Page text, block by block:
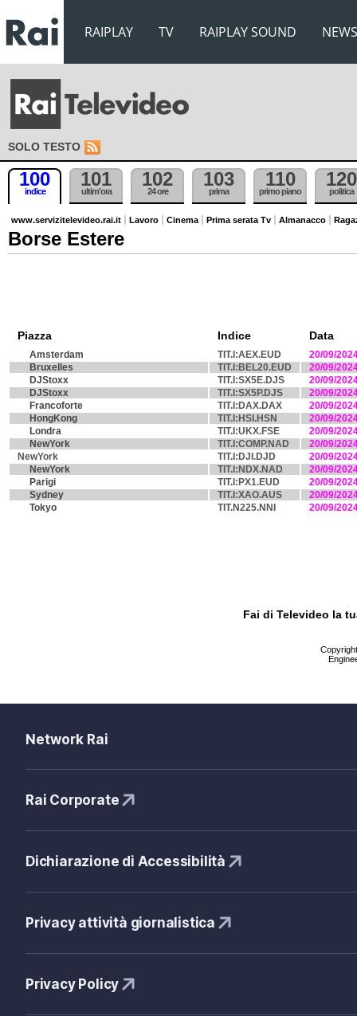
RAIPLAY TV RAIPLAY SOUND NEWS
SOLO TESTO
100
indice
101
ultim'ora
102
24 ore
103
prima
110
primo piano
120
politica
www.servizitelevideo.rai.it Lavoro Cinema Prima serata Tv Almanacco
Borse Estere
Piazza Indice Data
Amsterdam TIT.I:AEX.EUD
20/09/
Bruxelles
TIT.I:BEL20.EUD
20/09/
DJStoxx
TIT.I:SX5E.DJS
20/09/
DJStoxx
TIT.I:SX5P.DJS
20/09/
Francoforte
TIT.I:DAX.DAX
20/09/
HongKong
TIT.I:HSI.HSN
20/09/
Londra
TIT.I:UKX.FSE
20/09/
NewYork
TIT.I:COMP.NAD
20/09/
NewYork
TIT.I:DJI.DJD
20/09/
NewYork
TIT.I:NDX.NAD
20/09/
Parigi
TIT.I:PX1.EUD
20/09/
Sydney
TIT.I:XAO.AUS
20/09/
Tokyo
TIT.N225.NNI 20/09/
Fai di Televideo la